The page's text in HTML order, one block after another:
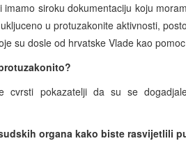
siroku dokumentaciju koju
u protuzakonite aktivnosti,
su dosle od hrvatske Vlade kao
cvrsti pokazatelji da su se
organa kako biste rasvijetlili